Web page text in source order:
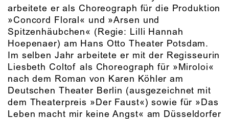
arbeitete er als Choreograph für die Produktion
»Concord Floral« und »Arsen und
Spitzenhäubchen« (Regie: Lilli Hannah
Hoepenaer) am Hans Otto Theater Potsdam.
Im selben Jahr arbeitete er mit der Regisseurin
Liesbeth Coltof als Choreograph für »Miroloi«
nach dem Roman von Karen Köhler am
Deutschen Theater Berlin (ausgezeichnet mit
dem Theaterpreis »Der Faust«) sowie für »Das
Leben macht mir keine Angst« am Düsseldorfer